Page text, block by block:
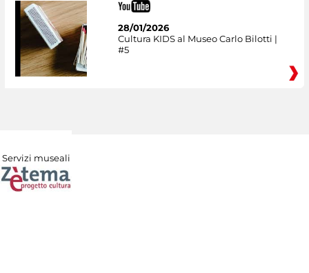
28/01/2026
Cultura KIDS al Museo Carlo Bilotti |
#5
Servizi museali